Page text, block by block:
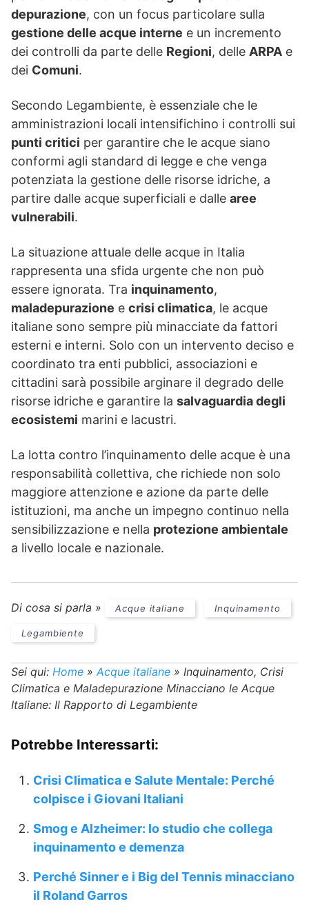
depurazione, con un focus particolare sulla
gestione delle acque interne e un incremento
dei controlli da parte delle Regioni, delle ARPA e
dei Comuni.
Secondo Legambiente, è essenziale che le
amministrazioni locali intensifichino i controlli sui
punti critici per garantire che le acque siano
conformi agli standard di legge e che venga
potenziata la gestione delle risorse idriche, a
partire dalle acque superficiali e dalle aree
vulnerabili.
La situazione attuale delle acque in Italia
rappresenta una sfida urgente che non può
essere ignorata. Tra inquinamento,
maladepurazione e crisi climatica, le acque
italiane sono sempre più minacciate da fattori
esterni e interni. Solo con un intervento deciso e
coordinato tra enti pubblici, associazioni e
cittadini sarà possibile arginare il degrado delle
risorse idriche e garantire la salvaguardia degli
ecosistemi marini e lacustri.
La lotta contro l’inquinamento delle acque è una
responsabilità collettiva, che richiede non solo
maggiore attenzione e azione da parte delle
istituzioni, ma anche un impegno continuo nella
sensibilizzazione e nella protezione ambientale
a livello locale e nazionale.
Di cosa si parla » Acque italiane Inquinamento
Legambiente
Sei qui: Home » Acque italiane » Inquinamento, Crisi
Climatica e Maladepurazione Minacciano le Acque
Italiane: Il Rapporto di Legambiente
Potrebbe Interessarti:
Crisi Climatica e Salute Mentale: Perché
colpisce i Giovani Italiani
Smog e Alzheimer: lo studio che collega
inquinamento e demenza
Perché Sinner e i Big del Tennis minacciano
il Roland Garros